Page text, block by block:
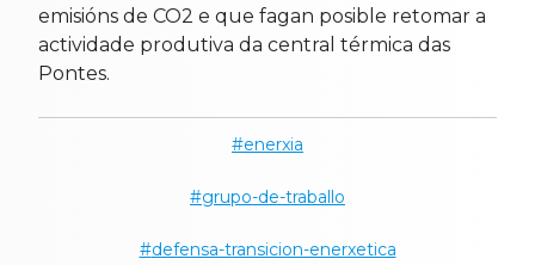
emisións de CO2 e que fagan posible retomar a
actividade produtiva da central térmica das
Pontes.
enerxia
grupo-de-traballo
defensa-transicion-enerxetica